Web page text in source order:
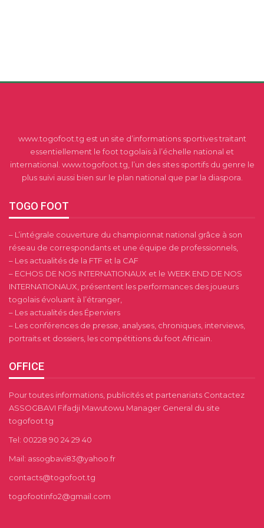
www.togofoot.tg est un site d’informations sportives traitant
essentiellement le foot togolais à l’échelle national et
international. www.togofoot.tg, l’un des sites sportifs du genre le
plus suivi aussi bien sur le plan national que par la diaspora.
TOGO FOOT
– L’intégrale couverture du championnat national grâce à son
réseau de correspondants et une équipe de professionnels,
– Les actualités de la FTF et la CAF
– ECHOS DE NOS INTERNATIONAUX et le WEEK END DE NOS
INTERNATIONAUX, présentent les performances des joueurs
togolais évoluant à l’étranger,
– Les actualités des Éperviers
– Les conférences de presse, analyses, chroniques, interviews,
portraits et dossiers, les compétitions du foot Africain.
OFFICE
Pour toutes informations, publicités et partenariats Contactez
ASSOGBAVI Fifadji Mawutowu Manager General du site
togofoot.tg
Tel: 00228 90 24 29 40
Mail: assogbavi83@yahoo.fr
contacts@togofoot.tg
togofootinfo2@gmail.com